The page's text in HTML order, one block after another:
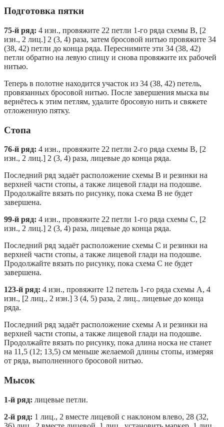
Подготовка пятки
75-й ряд: 4 изн., провяжите 22 петли 1-го ряда схемы B, [2
изн., 2 лиц.] 2 (3, 4) раза, затем бросовой нитью провяжите 34
(38, 42) петли до конца ряда. Переснимите эти 34 (38, 42)
петли обратно на левую спицу и снова провяжите их рабочей
нитью.
Теперь в полотне находится участок из 34 (38, 42) петель,
провязанных бросовой нитью. После завершения мыска вы
вернётесь к этим петлям, удалите бросовую нить и свяжете
отложенную пятку.
Стопа
76-й ряд: 4 изн., провяжите 22 петли 2-го ряда схемы B, [2
изн., 2 лиц.] 2 (3, 4) раза, лицевые до конца ряда.
Последний ряд задаёт расположение схемы B и резинки на
верхней части стопы, а также лицевой глади на подошве.
Продолжайте вязать по рисунку, пока схема B не будет
завершена.
99-й ряд: 4 изн., провяжите 22 петли 1-го ряда схемы C, [2
изн., 2 лиц.] 2 (3, 4) раза, лицевые до конца ряда.
Последний ряд задаёт расположение схемы C и резинки на
верхней части стопы, а также лицевой глади на подошве.
Продолжайте вязать по рисунку, пока схема C не будет
завершена.
123-й ряд: 4 изн., провяжите 12 петель 1-го ряда схемы A, 4
изн., [2 лиц., 2 изн.] 3 (4, 5) раза, 2 лиц., лицевые до конца
ряда.
Последний ряд задаёт расположение схемы A и резинки на
верхней части стопы, а также лицевой глади на подошве.
Продолжайте вязать по рисунку, пока длина носка не станет
на 11,5 (12; 13,5) см меньше желаемой длины стопы, измеряя
от ряда, выполненного бросовой нитью.
Мысок
1-й ряд: лицевые петли.
2-й ряд: 1 лиц., 2 вместе лицевой с наклоном влево, 28 (32,